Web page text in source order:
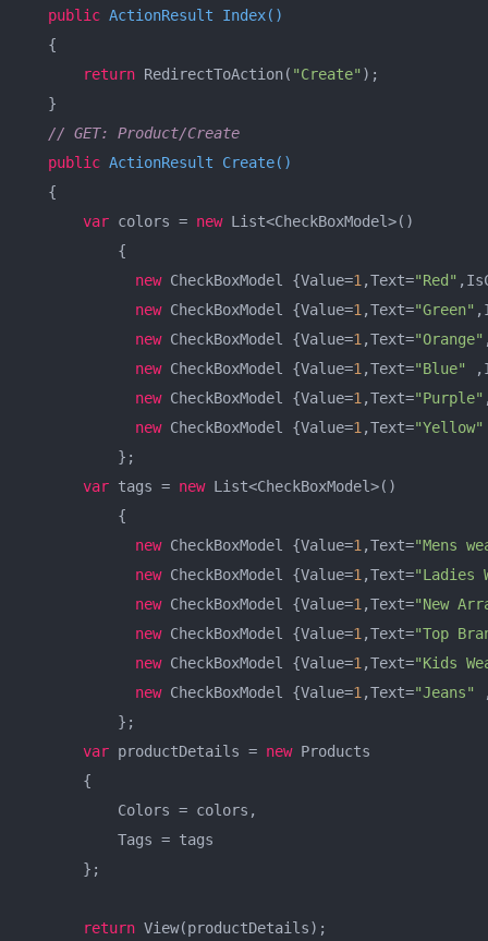
public ActionResult Index( )
   {
return RedirectToAction( "Create" );
   }
// GET: Product/Create
public ActionResult Create( )
   {
var colors = new List<CheckBoxModel>()
           {
new CheckBoxModel {Value=1 ,Text="Red"
new CheckBoxModel {Value=1 ,Text="Green"
new CheckBoxModel {Value=1 ,Text="Orange"
new CheckBoxModel {Value=1 ,Text="Blue"
new CheckBoxModel {Value=1 ,Text="Purple"
new CheckBoxModel {Value=1 ,Text="Yellow"
           };
var tags = new List<CheckBoxModel>()
           {
new CheckBoxModel {Value=1 ,Text="Mens
new CheckBoxModel {Value=1 ,Text="Ladies
new CheckBoxModel {Value=1 ,Text="New
new CheckBoxModel {Value=1 ,Text="Top
new CheckBoxModel {Value=1 ,Text="Kids
new CheckBoxModel {Value=1 ,Text="Jeans"
           };
var productDetails = new Products
       {
           Colors = colors,
           Tags = tags
       };
return View(productDetails);